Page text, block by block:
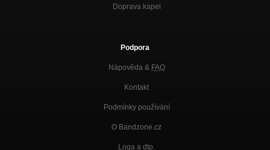
Doprava kapel
Podpora
Nápověda & FAQ
Kontakt
Podmínky používání
O Bandzone.cz
Loga a dtp.